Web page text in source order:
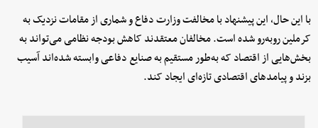
با این حال، این پیشنهاد با مخالفت وزارت دفاع و شماری از مقامات نزدیک به
کرملین روبه‌رو شده است. مخالفان معتقدند کاهش بودجه نظامی می‌تواند به
بخش‌هایی از اقتصاد که به‌طور مستقیم به صنایع دفاعی وابسته شده‌اند آسیب
بزند و پیامدهای اقتصادی تازه‌ای ایجاد کند.